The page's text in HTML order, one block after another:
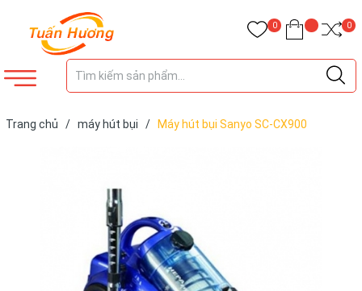
0 0
Trang chủ / máy hút bụi / Máy hút bụi Sanyo SC-CX900